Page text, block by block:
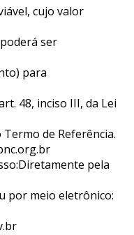
cujo valor
ser
para
48, inciso III, da Lei
de Referência.
pela
por meio eletrônico: